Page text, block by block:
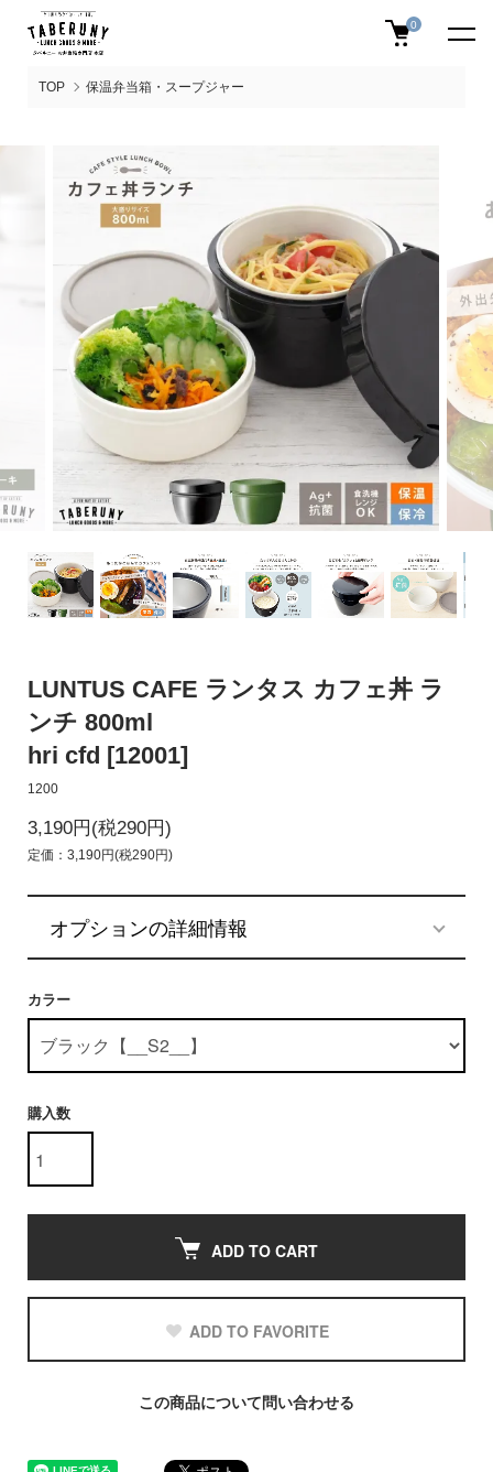
0
TOP 保温弁当箱・スープジャー
LUNTUS CAFE ランタス カフェ丼 ラ
ンチ 800ml
hri cfd [12001]
1200
3,190円(税290円)
定価：3,190円(税290円)
オプションの詳細情報
カラー
購入数
ADD TO CART
ADD TO FAVORITE
この商品について問い合わせる